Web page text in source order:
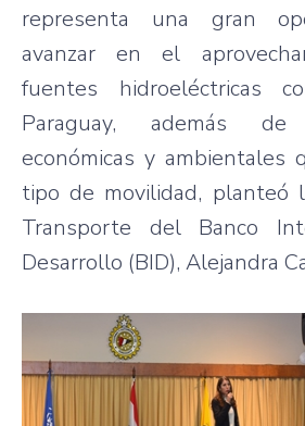
representa una gran
avanzar en el
fuentes hidroeléctricas
Paraguay, además
económicas y ambientales
tipo de movilidad, planteó
Transporte del Banco
Desarrollo (BID), Alejandra